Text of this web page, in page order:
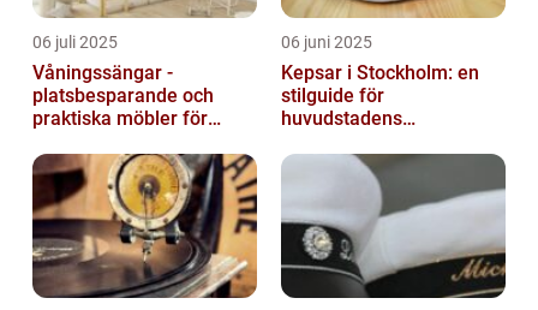
06 juli 2025
Våningssängar -
platsbesparande och
praktiska möbler för
06 juni 2025
Kepsar i Stockholm: en
stilguide för
huvudstadens